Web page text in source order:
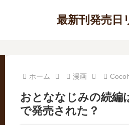
最新刊発売日
ホーム 漫画
おとななじみの続編
で発売された？